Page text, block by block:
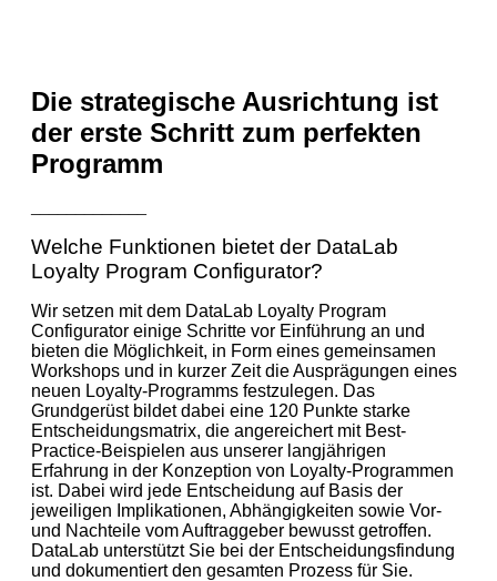
Die strategische Ausrichtung ist
der erste Schritt zum perfekten
Programm
Welche Funktionen bietet der DataLab
Loyalty Program Configurator?
Wir setzen mit dem DataLab Loyalty Program
Configurator einige Schritte vor Einführung an und
bieten die Möglichkeit, in Form eines gemeinsamen
Workshops und in kurzer Zeit die Ausprägungen eines
neuen Loyalty-Programms festzulegen. Das
Grundgerüst bildet dabei eine 120 Punkte starke
Entscheidungsmatrix, die angereichert mit Best-
Practice-Beispielen aus unserer langjährigen
Erfahrung in der Konzeption von Loyalty-Programmen
ist. Dabei wird jede Entscheidung auf Basis der
jeweiligen Implikationen, Abhängigkeiten sowie Vor-
und Nachteile vom Auftraggeber bewusst getroffen.
DataLab unterstützt Sie bei der Entscheidungsfindung
und dokumentiert den gesamten Prozess für Sie.